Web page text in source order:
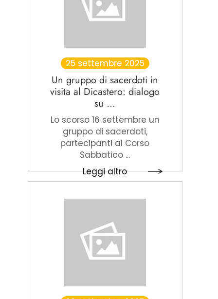
25 settembre 2025
Un gruppo di sacerdoti in
visita al Dicastero: dialogo
su ...
Lo scorso 16 settembre un
gruppo di sacerdoti,
partecipanti al Corso
Sabbatico ...
Leggi altro